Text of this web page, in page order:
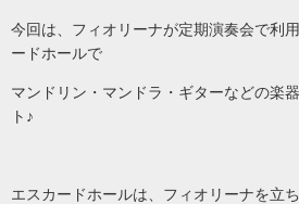
今回は、フィオリーナが定期演奏会で利
ードホールで
マンドリン・マンドラ・ギターなどの楽
ト♪
エスカードホールは、フィオリーナを立